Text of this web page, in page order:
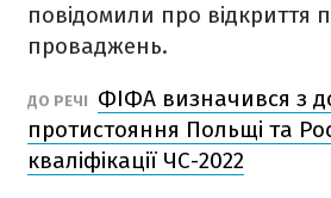
повідомили про відкриття
проваджень.
ДО РЕЧІ
ФІФА визначився з
протистояння Польщі та
кваліфікації ЧС-2022